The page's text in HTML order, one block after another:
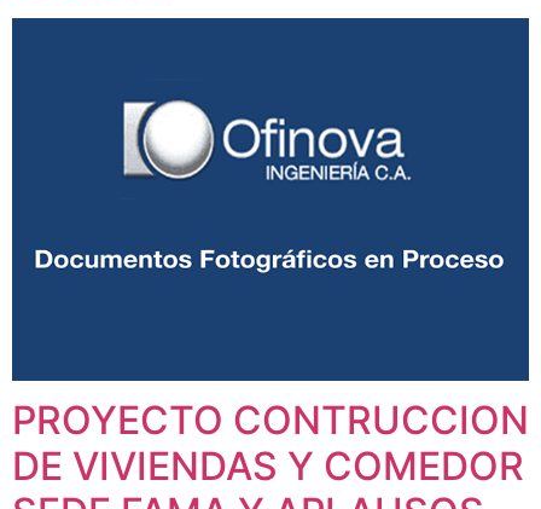
PROYECTO CONTRUCCION
DE VIVIENDAS Y COMEDOR